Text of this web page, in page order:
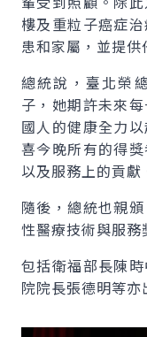
樓及重粒子癌症
患和家屬，並提供
總統說，臺北榮
子，她期許未來
國人的健康全力
喜今晚所有的得
以及服務上的貢獻
隨後，總統也親
性醫療技術與服務
包括衛福部長陳
院院長張德明等亦